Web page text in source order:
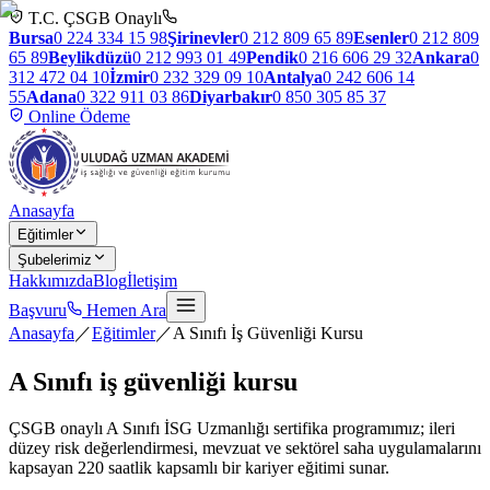
T.C. ÇSGB Onaylı
Bursa0 224 334 15 98Şirinevler0 212 809 65 89Esenler0 212 809
65 89Beylikdüzü0 212 993 01 49Pendik0 216 606 29 32Ankara0
312 472 04 10İzmir0 232 329 09 10Antalya0 242 606 14
55Adana0 322 911 03 86Diyarbakır0 850 305 85 37
Online Ödeme
Anasayfa
Eğitimler
Şubelerimiz
HakkımızdaBlogİletişim
Başvuru
Hemen Ara
Anasayfa ／Eğitimler／A Sınıfı İş Güvenliği Kursu
A Sınıfı iş güvenliği kursu
ÇSGB onaylı A Sınıfı İSG Uzmanlığı sertifika programımız; ileri
düzey risk değerlendirmesi, mevzuat ve sektörel saha uygulamalarını
kapsayan 220 saatlik kapsamlı bir kariyer eğitimi sunar.